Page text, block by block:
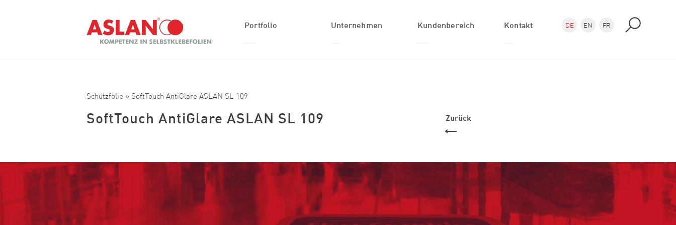
Suche
Suchformular
Suche DE EN FR
Portfolio
Inspiration
Unternehmen Kundenbereich Kontakt
Schutzfolie » SoftTouch AntiGlare ASLAN SL 109
SoftTouch AntiGlare ASLAN SL 109 Zurück